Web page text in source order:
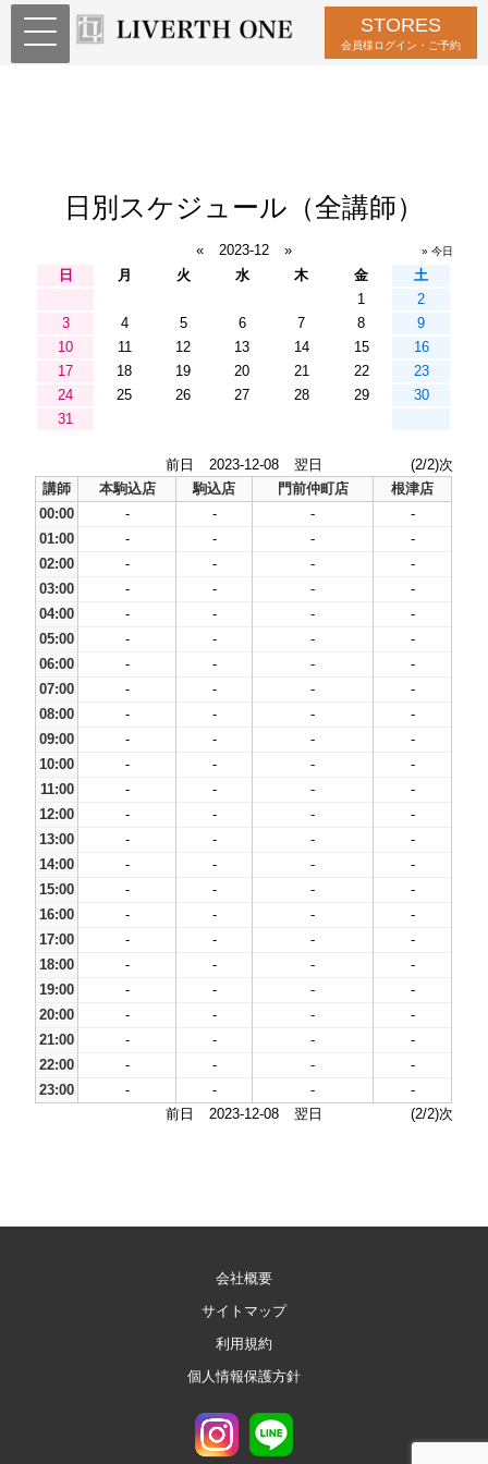
STORES
会員様ログイン・ご予約
日別スケジュール（全講師）
« 2023-12 » » 今日
日 月 火 水 木 金
土
1
2
3
4 5 6 7 8
9
10
11 12 13 14 15
16
17
18 19 20 21 22
23
24
25 26 27 28 29
30
31
前日 2023-12-08 翌日
(2/2)次
講師
本駒込店 駒込店 門前仲町店
根津店
00:00
- - -
-
01:00
- - -
-
02:00
- - -
-
03:00
- - -
-
04:00
- - -
-
05:00
- - -
-
06:00
- - -
-
07:00
- - -
-
08:00
- - -
-
09:00
- - -
-
10:00
- - -
-
11:00
- - -
-
12:00
- - -
-
13:00
- - -
-
14:00
- - -
-
15:00
- - -
-
16:00
- - -
-
17:00
- - -
-
18:00
- - -
-
19:00
- - -
-
20:00
- - -
-
21:00
- - -
-
22:00
- - -
-
23:00
- - -
-
前日
2023-12-08 翌日 (2/2)次
会社概要
サイトマップ
利用規約
個人情報保護方針